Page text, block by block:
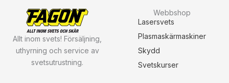
Allt inom svets! Försäljning,
uthyrning och service av
svetsutrustning.
Webbshop
Lasersvets
Plasmaskärmaskiner
Skydd
Svetskurser